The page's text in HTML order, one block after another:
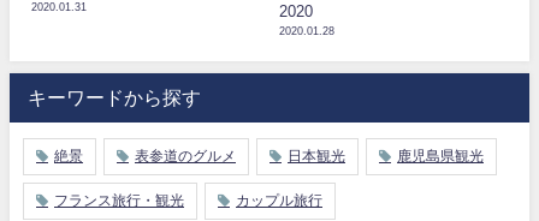
2020.01.31
2020
2020.01.28
キーワードから探す
絶景 表参道のグルメ 日本観光 鹿児島県観光
フランス旅行・観光 カップル旅行